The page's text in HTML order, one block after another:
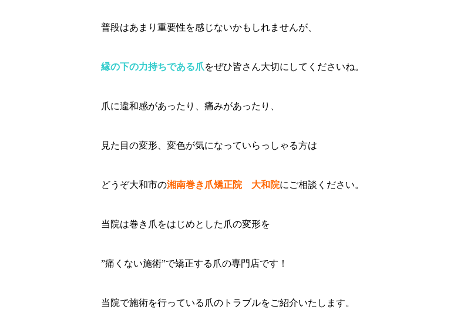
普段はあまり重要性を感じないかもしれませんが、
縁の下の力持ちである爪をぜひ皆さん大切にしてくださいね。
爪に違和感があったり、痛みがあったり、
見た目の変形、変色が気になっていらっしゃる方は
どうぞ大和市の湘南巻き爪矯正院 大和院にご相談ください。
当院は巻き爪をはじめとした爪の変形を
”痛くない施術”で矯正する爪の専門店です！
当院で施術を行っている爪のトラブルをご紹介いたします。